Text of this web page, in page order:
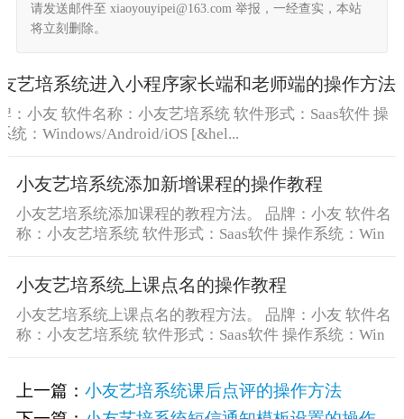
请发送邮件至 xiaoyouyipei@163.com 举报，一经查实，本站
将立刻删除。
艺培系统进入小程序家长端和老师端的操作方法
：小友 软件名称：小友艺培系统 软件形式：Saas软件 操
统：Windows/Android/iOS [&hel...
小友艺培系统添加新增课程的操作教程
小友艺培系统添加课程的教程方法。 品牌：小友 软件名
称：小友艺培系统 软件形式：Saas软件 操作系统：Win
小友艺培系统上课点名的操作教程
小友艺培系统上课点名的教程方法。 品牌：小友 软件名
称：小友艺培系统 软件形式：Saas软件 操作系统：Win
上一篇： 小友艺培系统课后点评的操作方法